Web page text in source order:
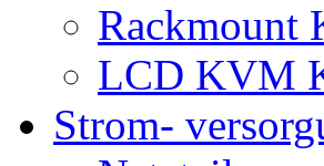
Rackmount
LCD KVM
Strom-